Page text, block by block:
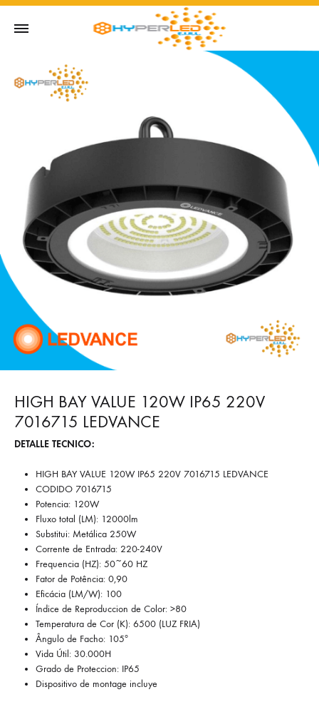
HIGH BAY VALUE 120W IP65 220V
7016715 LEDVANCE
DETALLE TECNICO:
HIGH BAY VALUE 120W IP65 220V 7016715 LEDVANCE
CODIDO 7016715
Potencia: 120W
Fluxo total (LM): 12000lm
Substitui: Metálica 250W
Corrente de Entrada: 220-240V
Frequencia (HZ): 50~60 HZ
Fator de Potência: 0,90
Eficácia (LM/W): 100
Índice de Reproduccion de Color: >80
Temperatura de Cor (K): 6500 (LUZ FRIA)
Ângulo de Facho: 105º
Vida Útil: 30.000H
Grado de Proteccion: IP65
Dispositivo de montage incluye